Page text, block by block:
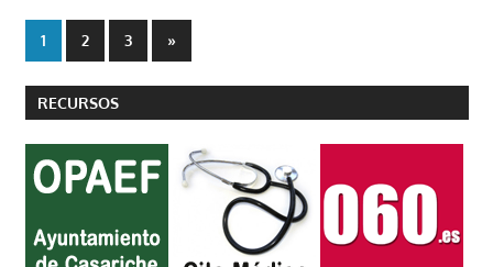
Paginación
de
entradas
1 2 3
Entradas
siguientes
»
RECURSOS